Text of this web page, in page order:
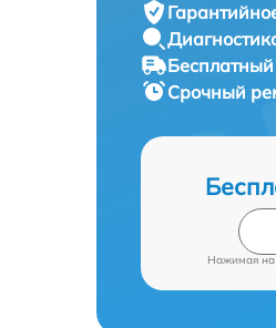
Срочный
Нажимая на